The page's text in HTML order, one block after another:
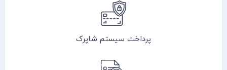
پرداخت سیستم شاپرک